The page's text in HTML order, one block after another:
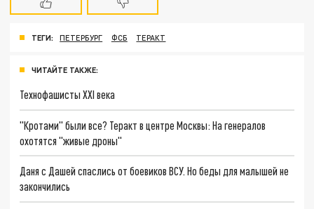
ТЕГИ: ПЕТЕРБУРГ ФСБ ТЕРАКТ
ЧИТАЙТЕ ТАКЖЕ:
Технофашисты XXI века
"Кротами" были все? Теракт в центре Москвы: На генералов
охотятся "живые дроны"
Даня с Дашей спаслись от боевиков ВСУ. Но беды для малышей не
закончились